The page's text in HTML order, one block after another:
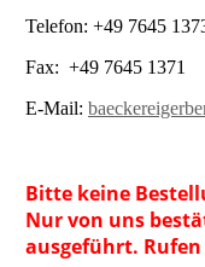
Telefon: +49 7645
Fax: +49 7645 1371
E-Mail:
Bitte keine
Nur von uns
ausgeführt.